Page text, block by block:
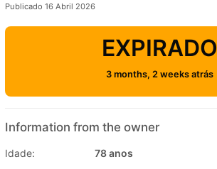
Publicado 16 Abril 2026
EXPIRADO
3 months, 2 weeks atrás
Information from the owner
Idade:
78 anos